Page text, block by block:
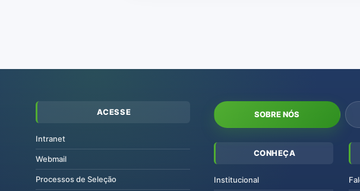
ACESSE
Intranet
Webmail
Processos de Seleção
SOBRE NÓS
CONHEÇA
Institucional